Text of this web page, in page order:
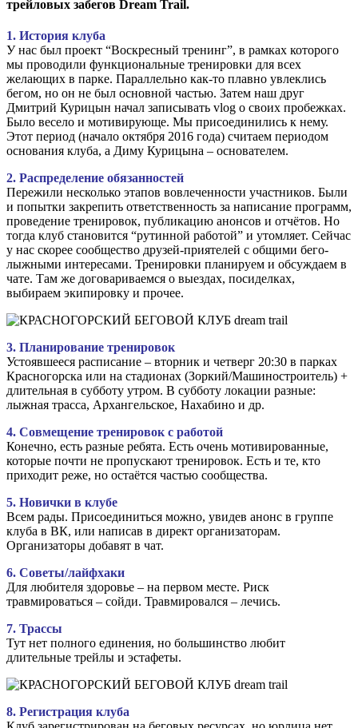
трейловых забегов Dream Trail.
1. История клуба
У нас был проект “Воскресный тренинг”, в рамках которого
мы проводили функциональные тренировки для всех
желающих в парке. Параллельно как-то плавно увлеклись
бегом, но он не был основной частью. Затем наш друг
Дмитрий Курицын начал записывать vlog о своих пробежках.
Было весело и мотивирующе. Мы присоединились к нему.
Этот период (начало октября 2016 года) считаем периодом
основания клуба, а Диму Курицына – основателем.
2. Распределение обязанностей
Пережили несколько этапов вовлеченности участников. Были
и попытки закрепить ответственность за написание программ,
проведение тренировок, публикацию анонсов и отчётов. Но
тогда клуб становится “рутинной работой” и утомляет. Сейчас
у нас скорее сообщество друзей-приятелей с общими бего-
лыжными интересами. Тренировки планируем и обсуждаем в
чате. Там же договариваемся о выездах, посиделках,
выбираем экипировку и прочее.
3. Планирование тренировок
Устоявшееся расписание – вторник и четверг 20:30 в парках
Красногорска или на стадионах (Зоркий/Машиностроитель) +
длительная в субботу утром. В субботу локации разные:
лыжная трасса, Архангельское, Нахабино и др.
4. Совмещение тренировок с работой
Конечно, есть разные ребята. Есть очень мотивированные,
которые почти не пропускают тренировок. Есть и те, кто
приходит реже, но остаётся частью сообщества.
5. Новички в клубе
Всем рады. Присоединиться можно, увидев анонс в группе
клуба в ВК, или написав в директ организаторам.
Организаторы добавят в чат.
6. Советы/лайфхаки
Для любителя здоровье – на первом месте. Риск
травмироваться – сойди. Травмировался – лечись.
7. Трассы
Тут нет полного единения, но большинство любит
длительные трейлы и эстафеты.
8. Регистрация клуба